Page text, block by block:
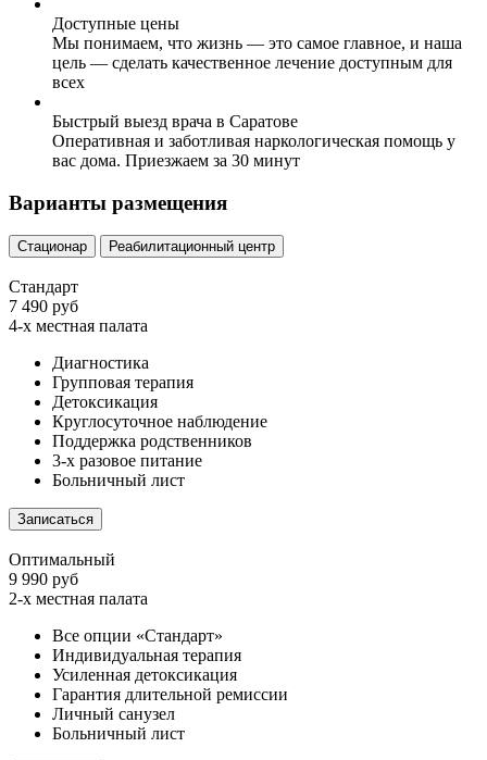
Доступные цены
Мы понимаем, что жизнь — это самое главное, и наша
цель — сделать качественное лечение доступным для
всех
Быстрый выезд врача в Саратове
Оперативная и заботливая наркологическая помощь у
вас дома. Приезжаем за 30 минут
Варианты размещения
Стационар Реабилитационный центр
Стандарт
7 490 руб
4-х местная палата
Диагностика
Групповая терапия
Детоксикация
Круглосуточное наблюдение
Поддержка родственников
3-х разовое питание
Больничный лист
Записаться
Оптимальный
9 990 руб
2-х местная палата
Все опции «Стандарт»
Индивидуальная терапия
Усиленная детоксикация
Гарантия длительной ремиссии
Личный санузел
Больничный лист